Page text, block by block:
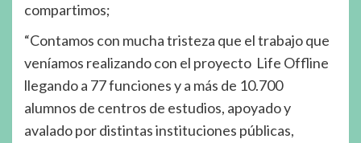
compartimos;
“Contamos con mucha tristeza que el trabajo que
veníamos realizando con el proyecto Life Offline
llegando a 77 funciones y a más de 10.700
alumnos de centros de estudios, apoyado y
avalado por distintas instituciones públicas,